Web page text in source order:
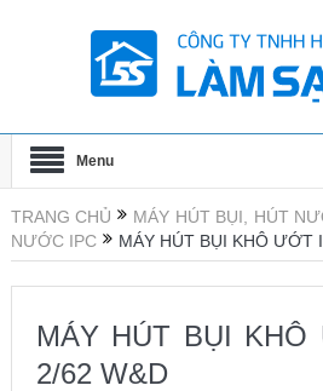
Menu
TRANG CHỦ MÁY HÚT BỤI, HÚT
NƯỚC IPC
MÁY HÚT BỤI KHÔ ƯỚT
MÁY HÚT BỤI KHÔ
2/62 W&D